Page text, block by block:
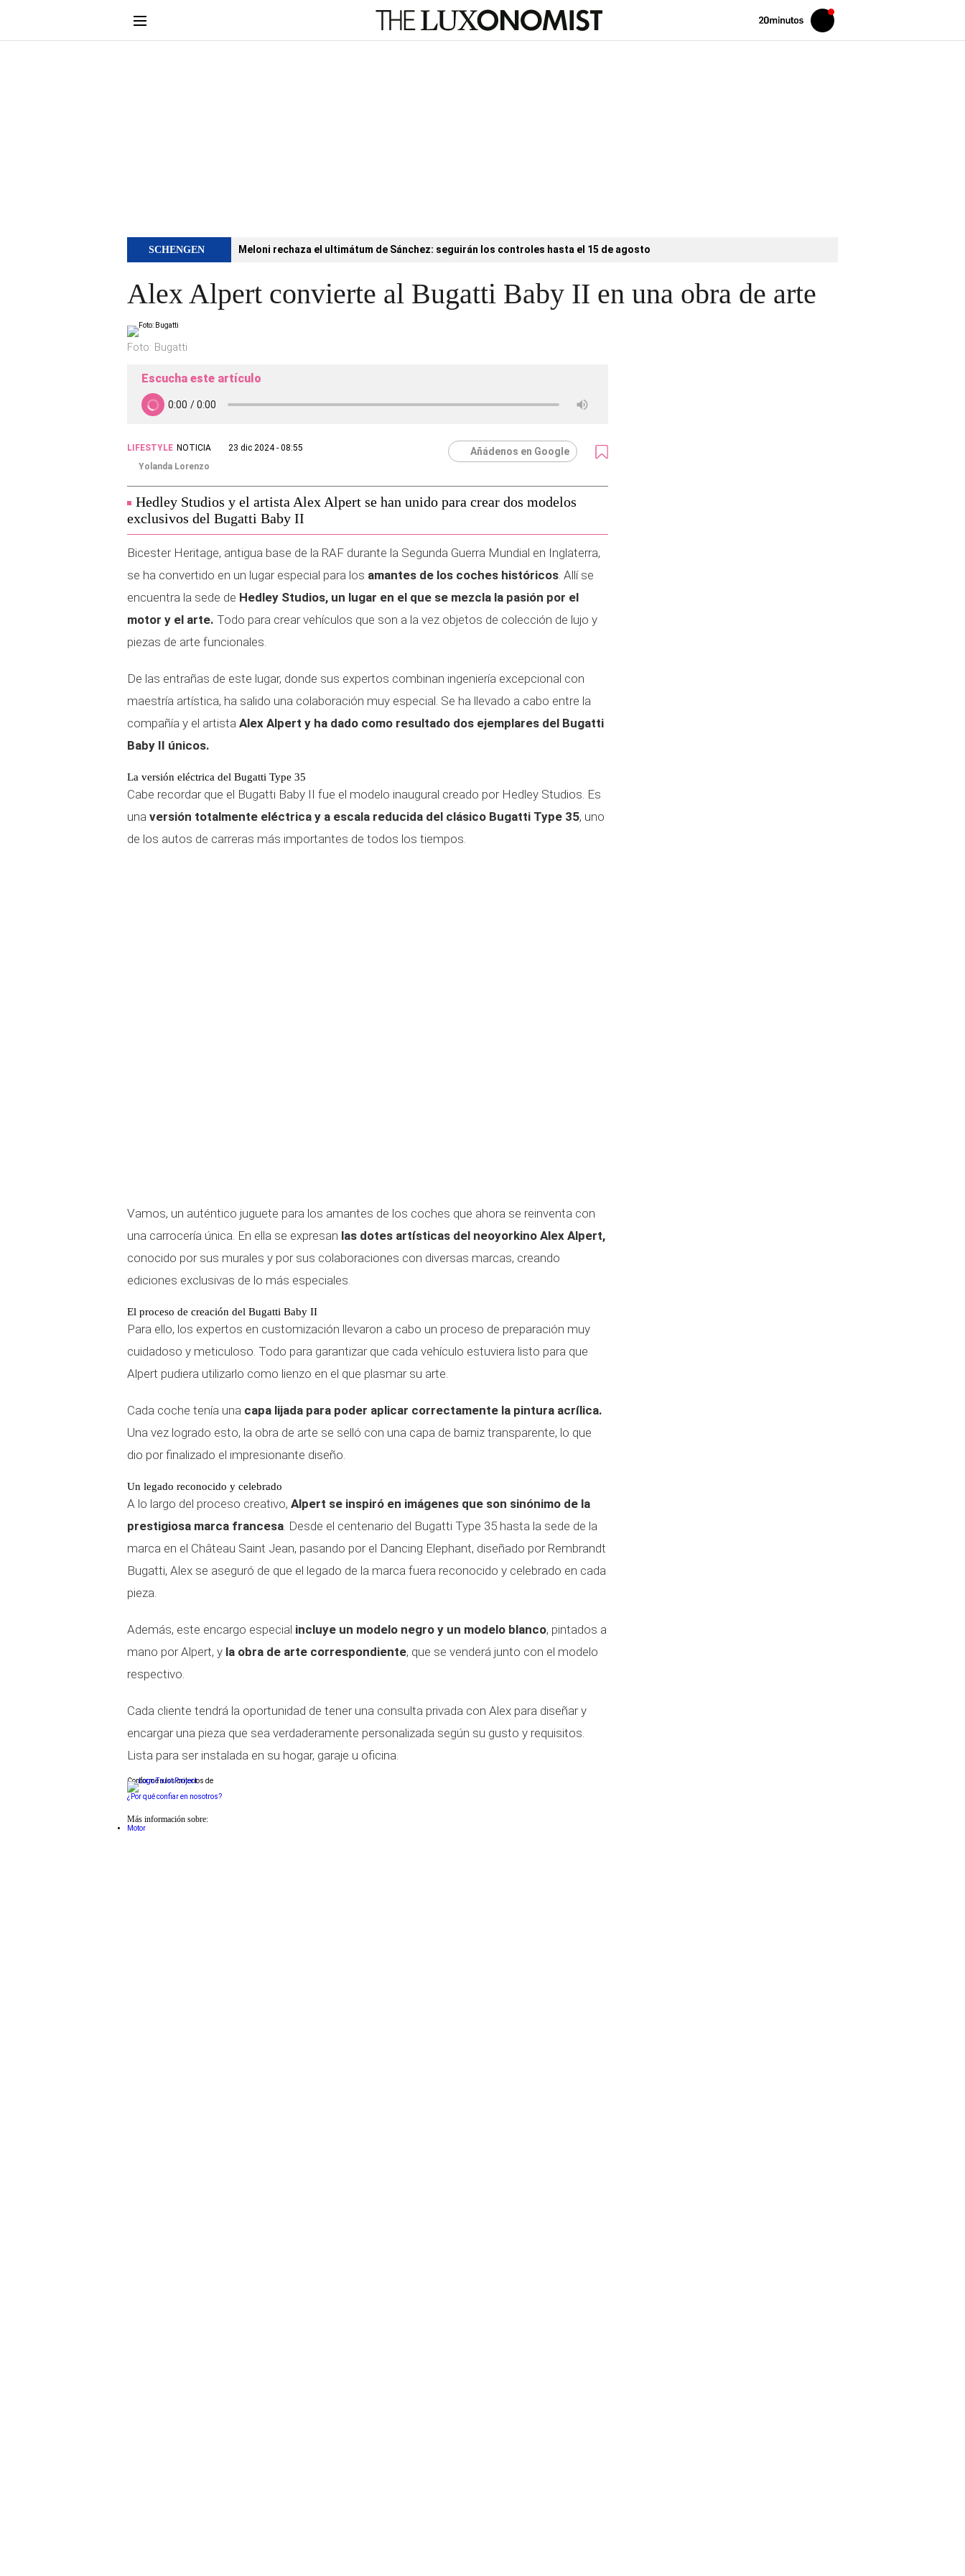
Volver
Iniciar
sesión
SCHENGEN Meloni rechaza el ultimátum de Sánchez: seguirán los controles hasta el 15 de agosto
Alex Alpert convierte al Bugatti Baby II en una obra de arte
Foto: Bugatti
Escucha este artículo
LIFESTYLE NOTICIA
23 dic 2024 - 08:55
Yolanda Lorenzo
Añádenos en Google
Hedley Studios y el artista Alex Alpert se han unido para crear dos modelos
exclusivos del Bugatti Baby II
Bicester Heritage, antigua base de la RAF durante la Segunda Guerra Mundial en Inglaterra,
se ha convertido en un lugar especial para los amantes de los coches históricos. Allí se
encuentra la sede de Hedley Studios, un lugar en el que se mezcla la pasión por el
motor y el arte. Todo para crear vehículos que son a la vez objetos de colección de lujo y
piezas de arte funcionales.
De las entrañas de este lugar, donde sus expertos combinan ingeniería excepcional con
maestría artística, ha salido una colaboración muy especial. Se ha llevado a cabo entre la
compañía y el artista Alex Alpert y ha dado como resultado dos ejemplares del Bugatti
Baby II únicos.
La versión eléctrica del Bugatti Type 35
Cabe recordar que el Bugatti Baby II fue el modelo inaugural creado por Hedley Studios. Es
una versión totalmente eléctrica y a escala reducida del clásico Bugatti Type 35, uno
de los autos de carreras más importantes de todos los tiempos.
Vamos, un auténtico juguete para los amantes de los coches que ahora se reinventa con
una carrocería única. En ella se expresan las dotes artísticas del neoyorkino Alex Alpert,
conocido por sus murales y por sus colaboraciones con diversas marcas, creando
ediciones exclusivas de lo más especiales.
El proceso de creación del Bugatti Baby II
Para ello, los expertos en customización llevaron a cabo un proceso de preparación muy
cuidadoso y meticuloso. Todo para garantizar que cada vehículo estuviera listo para que
Alpert pudiera utilizarlo como lienzo en el que plasmar su arte.
Cada coche tenía una capa lijada para poder aplicar correctamente la pintura acrílica.
Una vez logrado esto, la obra de arte se selló con una capa de barniz transparente, lo que
dio por finalizado el impresionante diseño.
Un legado reconocido y celebrado
A lo largo del proceso creativo, Alpert se inspiró en imágenes que son sinónimo de la
prestigiosa marca francesa. Desde el centenario del Bugatti Type 35 hasta la sede de la
marca en el Château Saint Jean, pasando por el Dancing Elephant, diseñado por Rembrandt
Bugatti, Alex se aseguró de que el legado de la marca fuera reconocido y celebrado en cada
pieza.
Además, este encargo especial incluye un modelo negro y un modelo blanco, pintados a
mano por Alpert, y la obra de arte correspondiente, que se venderá junto con el modelo
respectivo.
Cada cliente tendrá la oportunidad de tener una consulta privada con Alex para diseñar y
encargar una pieza que sea verdaderamente personalizada según su gusto y requisitos.
Lista para ser instalada en su hogar, garaje u oficina.
Conforme a los criterios de
¿Por qué confiar en nosotros?
Más información sobre:
Motor